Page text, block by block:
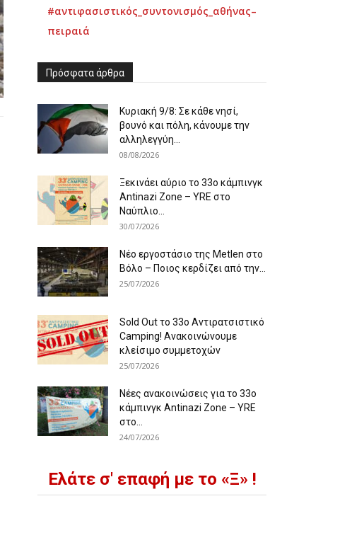
#αντιφασιστικός_συντονισμός_αθήνας–
πειραιά
Πρόσφατα άρθρα
Κυριακή 9/8: Σε κάθε νησί,
βουνό και πόλη, κάνουμε την
αλληλεγγύη...
08/08/2026
Ξεκινάει αύριο το 33ο κάμπινγκ
Antinazi Zone – YRE στο
Ναύπλιο...
30/07/2026
Νέο εργοστάσιο της Metlen στο
Βόλο – Ποιος κερδίζει από την...
25/07/2026
Sold Out το 33ο Αντιρατσιστικό
Camping! Ανακοινώνουμε
κλείσιμο συμμετοχών
25/07/2026
Νέες ανακοινώσεις για το 33ο
κάμπινγκ Antinazi Zone – YRE
στο...
24/07/2026
Ελάτε σ' επαφή με το «Ξ» !